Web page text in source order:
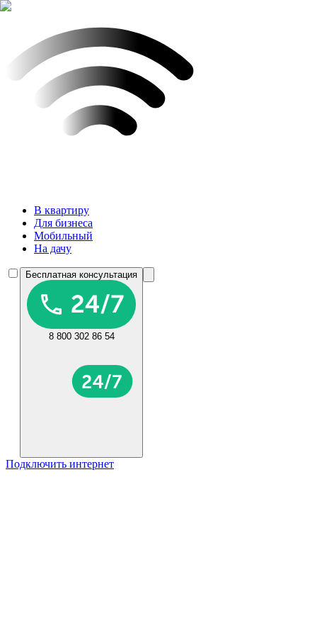
В квартиру
Для бизнеса
Мобильный
На дачу
Бесплатная консультация
8 800 302 86 54
Подключить интернет